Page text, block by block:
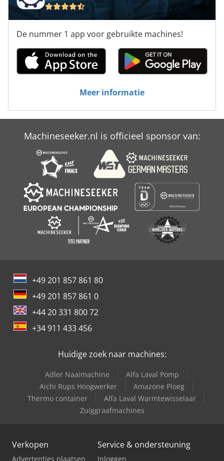
De nummer 1 app voor gebruikte machines!
Meer informatie
Machineseeker.nl is officieel sponsor van:
+49 201 857 861 80
+49 201 857 861 0
+44 20 331 800 72
+34 911 433 456
Huidige zoek naar machines:
Adler Naaimachine
Alfa Laval Pomp
Aichi Rups Hoogwerker
Amazone Ploeg
Thermo container
Alfa Laval Warmtewisselaar
Zuiggraafmachines
Verkopen
Advertenties plaatsen
Service & ondersteuning
Inloggen